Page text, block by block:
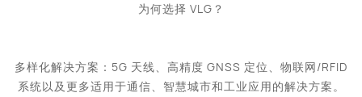
为何选择 VLG？
多样化解决方案：5G 天线、高精度 GNSS 定位、物联网/RFID
系统以及更多适用于通信、智慧城市和工业应用的解决方案。